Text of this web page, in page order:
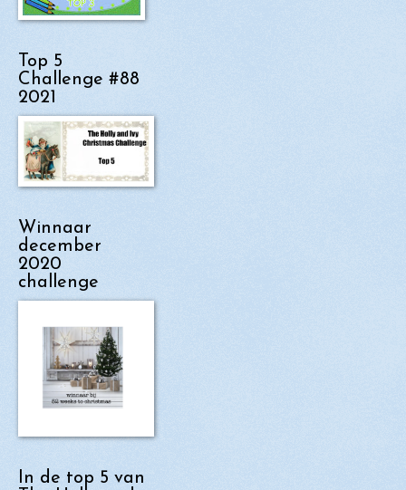
Top 5
Challenge #88
2021
Winnaar
december
2020
challenge
In de top 5 van